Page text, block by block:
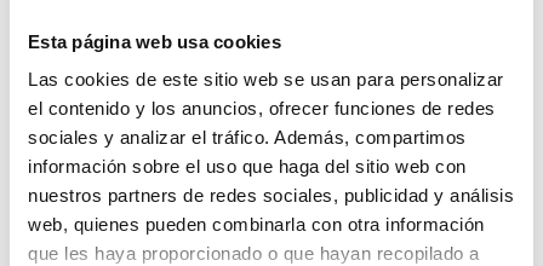
Esta página web usa cookies
Las cookies de este sitio web se usan para personalizar
el contenido y los anuncios, ofrecer funciones de redes
sociales y analizar el tráfico. Además, compartimos
información sobre el uso que haga del sitio web con
nuestros partners de redes sociales, publicidad y análisis
web, quienes pueden combinarla con otra información
que les haya proporcionado o que hayan recopilado a
Kia K4
1.0 T-GDi MHEV Drive 85kW (115CV)
18 Kms
Manual Gasolina 2026
Precio financiado 100%
25.000€ Desde 389,18€/mes
Precio al contado: 26.500 €